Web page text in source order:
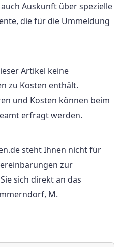
Auskunft über spezielle
die für die Ummeldung
Artikel keine
zu Kosten enthält.
und Kosten können beim
erfragt werden.
steht Ihnen nicht für
zur
sich direkt an das
M.